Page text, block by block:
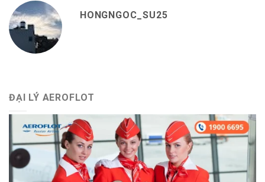
HONGNGOC_SU25
ĐẠI LÝ AEROFLOT